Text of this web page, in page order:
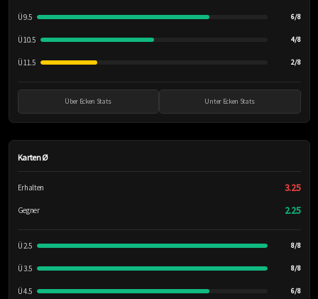
Ü 9.5 6/8
Ü 10.5 4/8
Ü 11.5 2/8
Über Ecken Stats Unter Ecken Stats
Karten Ø
Erhalten 3.25
Gegner 2.25
Ü 2.5 8/8
Ü 3.5 8/8
Ü 4.5 6/8